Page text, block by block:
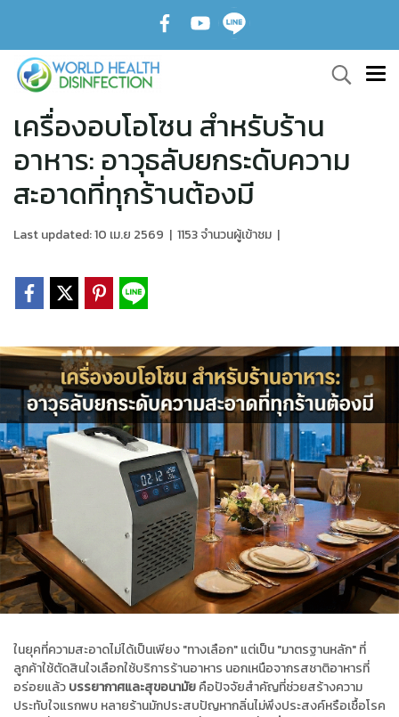
เครื่องอบโอโซน สำหรับร้าน
อาหาร: อาวุธลับยกระดับความ
สะอาดที่ทุกร้านต้องมี
Last updated: 10 เม.ย 2569 | 1153 จำนวนผู้เข้าชม |
ในยุคที่ความสะอาดไม่ได้เป็นเพียง "ทางเลือก" แต่เป็น "มาตรฐานหลัก" ที่
ลูกค้าใช้ตัดสินใจเลือกใช้บริการร้านอาหาร นอกเหนือจากรสชาติอาหารที่
อร่อยแล้วบรรยากาศและสุขอนามัยคือปัจจัยสำคัญที่ช่วยสร้างความ
ประทับใจแรกพบ หลายร้านมักประสบปัญหากลิ่นไม่พึงประสงค์หรือเชื้อโรค